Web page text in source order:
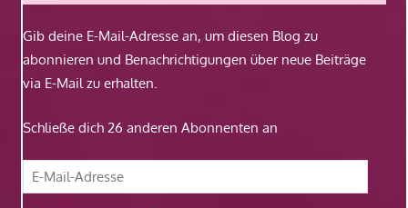
Gib deine E-Mail-Adresse an, um diesen Blog zu
abonnieren und Benachrichtigungen über neue Beiträge
via E-Mail zu erhalten.
Schließe dich 26 anderen Abonnenten an
E-
Mail-